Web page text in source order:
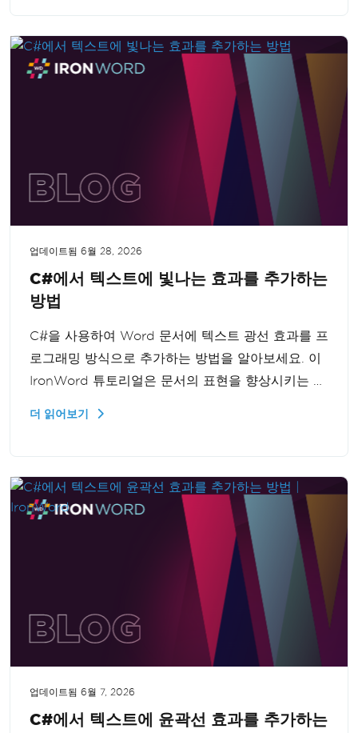
업데이트됨 6월 28, 2026
C#에서 텍스트에 빛나는 효과를 추가하는
방법
C#을 사용하여 Word 문서에 텍스트 광선 효과를 프
로그래밍 방식으로 추가하는 방법을 알아보세요. 이
IronWord 튜토리얼은 문서의 표현을 향상시키는 쉽
더 읽어보기
업데이트됨 6월 7, 2026
C#에서 텍스트에 윤곽선 효과를 추가하는